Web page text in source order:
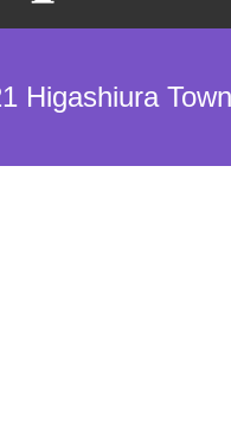
Higashiura